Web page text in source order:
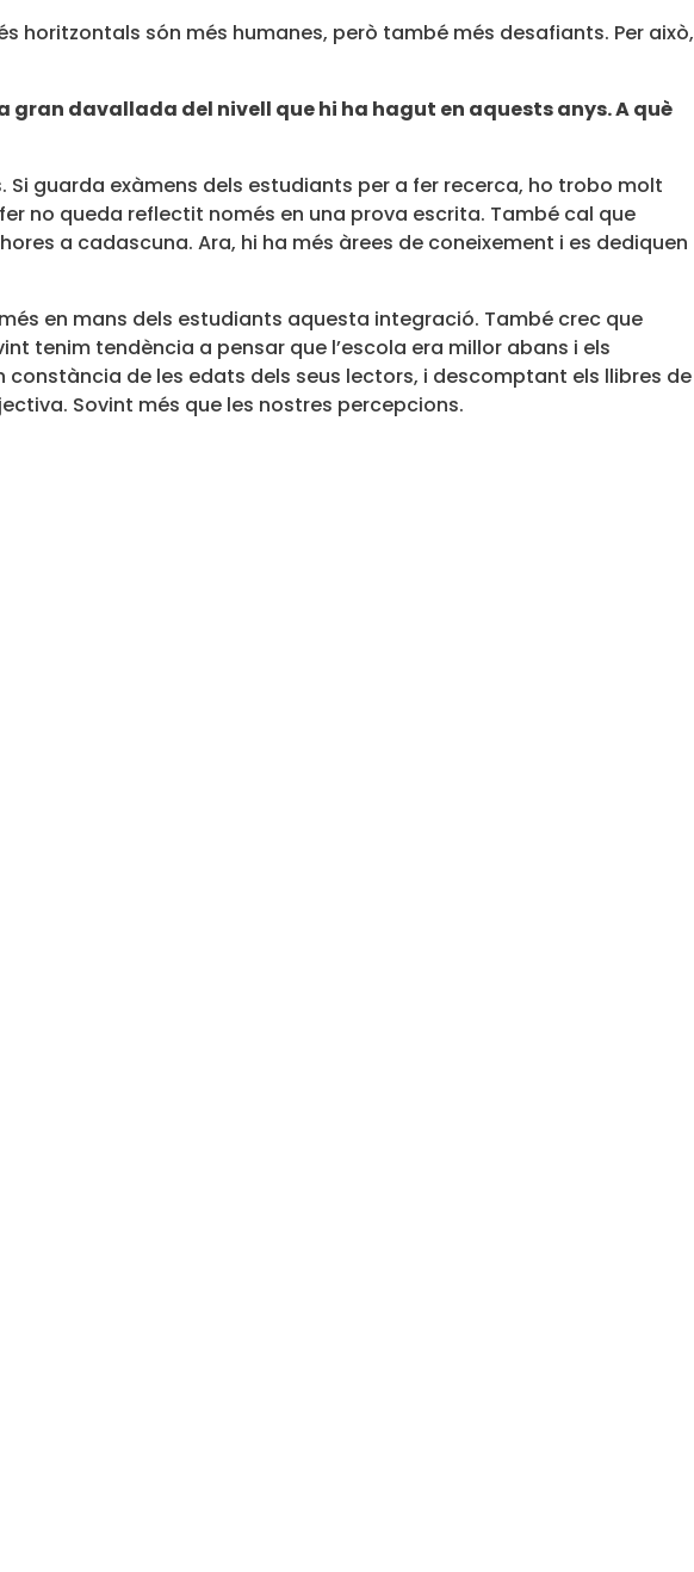
horitzontals són més humanes, però també més desafiants. Per això,
gran davallada del nivell que hi ha hagut en aquests anys. A què
guarda exàmens dels estudiants per a fer recerca, ho trobo molt
no queda reflectit només en una prova escrita. També cal que
a cadascuna. Ara, hi ha més àrees de coneixement i es dediquen
en mans dels estudiants aquesta integració. També crec que
tenim tendència a pensar que l’escola era millor abans i els
de les edats dels seus lectors, i descomptant els llibres de
Sovint més que les nostres percepcions.